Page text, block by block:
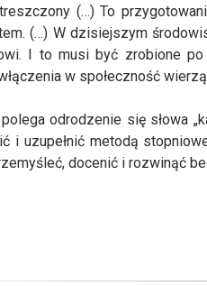
(…) To
(…) W dzisiejszym
I to musi być zrobione
w społeczność
odrodzenie się słowa
i uzupełnić metodą
docenić i rozwinąć